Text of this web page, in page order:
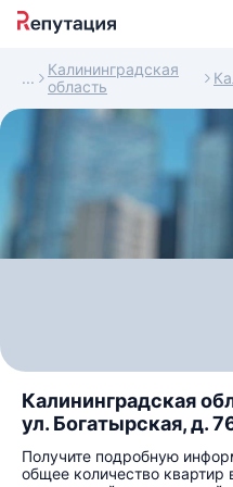
Калининградская
область
Калининградская
ул. Богатырская, д.
Получите подробную
общее количество квартир